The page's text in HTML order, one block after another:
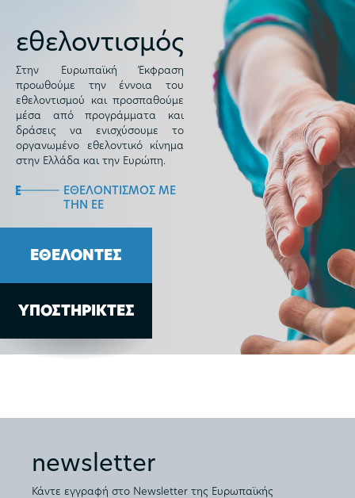
εθελοντισμός
Στην Ευρωπαϊκή Έκφραση
προωθούμε την έννοια του
εθελοντισμού και προσπαθούμε
μέσα από προγράμματα και
δράσεις να ενισχύσουμε το
οργανωμένο εθελοντικό κίνημα
στην Ελλάδα και την Ευρώπη.
ΕΘΕΛΟΝΤΙΣΜΟΣ ΜΕ
ΤΗΝ ΕΕ
ΕΘΕΛΟΝΤΕΣ
ΥΠΟΣΤΗΡΙΚΤΕΣ
newsletter
Κάντε εγγραφή στο Newsletter της Ευρωπαϊκής